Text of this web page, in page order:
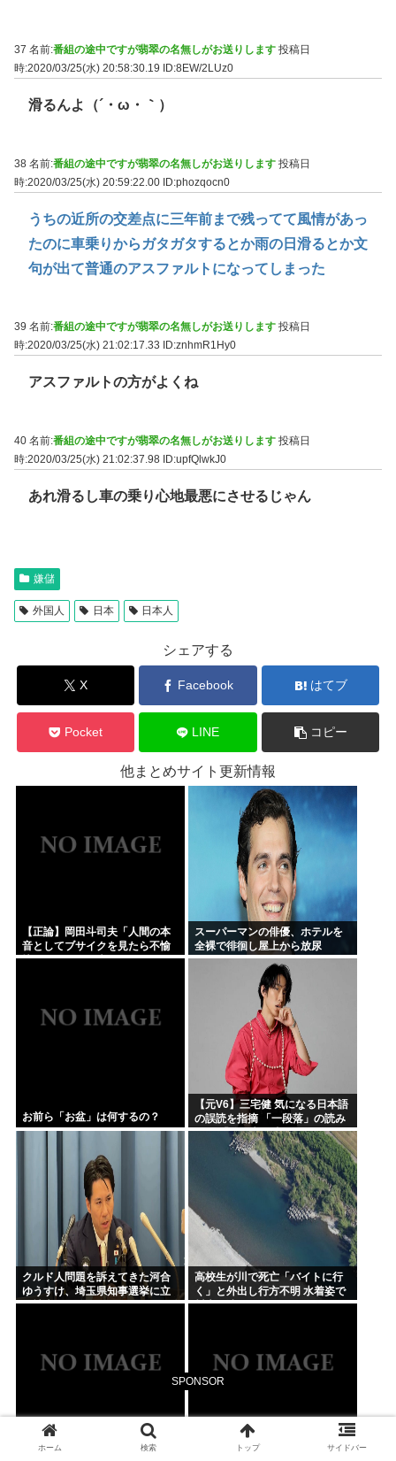
SPONSOR
37 名前:番組の途中ですが翡翠の名無しがお送りします 投稿日
時:2020/03/25(水) 20:58:30.19
ID:8EW/2LUz0
滑るんよ（´・ω・｀）
38 名前:番組の途中ですが翡翠の名無しがお送りします 投稿日
時:2020/03/25(水) 20:59:22.00 ID:phozqocn0
うちの近所の交差点に三年前まで残ってて風情があっ
たのに車乗りからガタガタするとか雨の日滑るとか文
句が出て普通のアスファルトになってしまった
39 名前:番組の途中ですが翡翠の名無しがお送りします 投稿日
時:2020/03/25(水) 21:02:17.33
ID:znhmR1Hy0
アスファルトの方がよくね
40 名前:番組の途中ですが翡翠の名無しがお送りします 投稿日
時:2020/03/25(水) 21:02:37.98 ID:upfQlwkJ0
あれ滑るし車の乗り心地最悪にさせるじゃん
嫌儲
外国人 日本 日本人
シェアする
X Facebook はてブ
Pocket LINE コピー
他まとめサイト更新情報
【正論】岡田斗司夫「人間の本
音としてブサイクを見たら不愉
快になる。この責任をどうとる
スーパーマンの俳優、ホテルを
全裸で徘徊し屋上から放尿
お前ら「お盆」は何するの？
【元V6】三宅健 気になる日本語
の誤読を指摘 「一段落」の読み
は？ 「使い方間違ってるんだよ
なとか」
クルド人問題を訴えてきた河合
ゆうすけ、埼玉県知事選挙に立
候補表明www
高校生が川で死亡「バイトに行
く」と外出し行方不明 水着姿で
川底に沈んでいるのを発見
Switch『魔法少女ノ魔女裁判』
コロナ禍における「GOTOトラ
ホーム 検索 トップ サイドバー